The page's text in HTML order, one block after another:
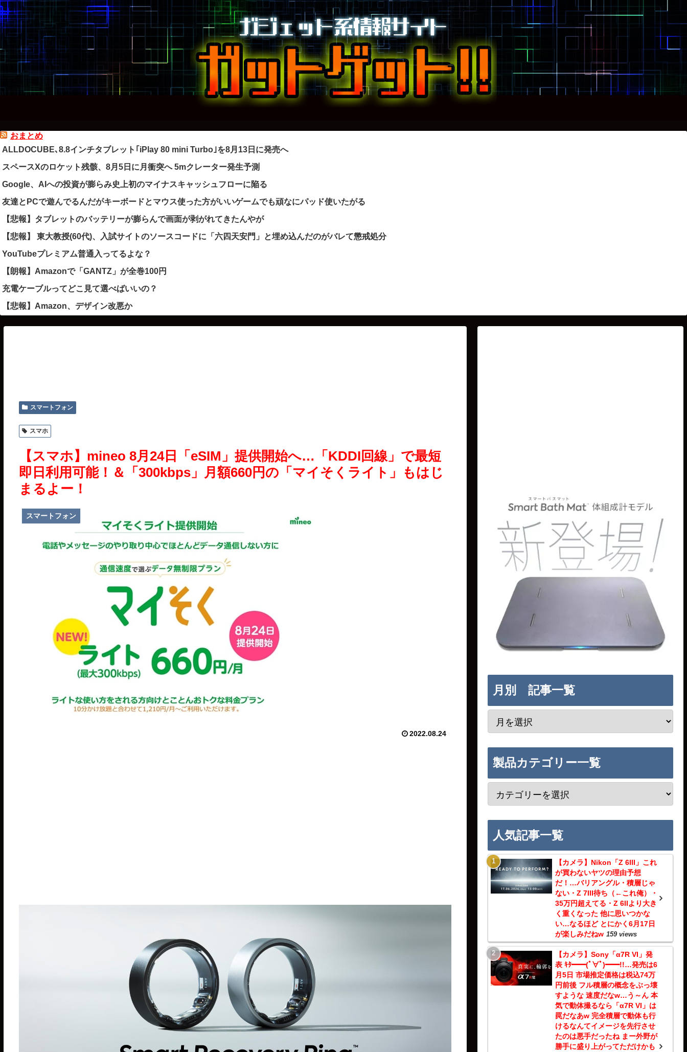
おまとめ
ALLDOCUBE､8.8インチタブレット｢iPlay 80 mini Turbo｣を8月13日に発売へ
スペースXのロケット残骸、8月5日に月衝突へ 5mクレーター発生予測
Google、AIへの投資が膨らみ史上初のマイナスキャッシュフローに陥る
友達とPCで遊んでるんだがキーボードとマウス使った方がいいゲームでも頑なにパッド使いたがる
【悲報】タブレットのバッテリーが膨らんで画面が剥がれてきたんやが
【悲報】 東大教授(60代)、入試サイトのソースコードに「六四天安門」と埋め込んだのがバレて懲戒処分
YouTubeプレミアム普通入ってるよな？
【朗報】Amazonで「GANTZ」が全巻100円
充電ケーブルってどこ見て選べばいいの？
【悲報】Amazon、デザイン改悪か
スマートフォン
スマホ
【スマホ】mineo 8月24日「eSIM」提供開始へ…「KDDI回線」で最短
即日利用可能！＆「300kbps」月額660円の「マイそくライト」もはじ
まるよー！
スマートフォン
2022.08.24
月別 記事一覧
製品カテゴリー一覧
人気記事一覧
【カメラ】Nikon「Z 6III」これ
が買わないヤツの理由予想
だ！…バリアングル・積層じゃ
ない・Z 7III待ち（←これ俺）・
35万円超えてる・Z 6IIより大き
く重くなった 他に思いつかな
い…なるほど とにかく6月17日
が楽しみだねw 159 views
【カメラ】Sony「α7R VI」発
表 ｷﾀ━━(ﾟ∀ﾟ)━━!!…発売は6
月5日 市場推定価格は税込74万
円前後 フル積層の概念をぶっ壊
すような 速度だなw…う～ん 本
気で動体撮るなら「α7R VI」は
罠だなあw 完全積層で動体も行
けるなんてイメージを先行させ
たのは悪手だったね まー外野が
勝手に盛り上がってただけかも